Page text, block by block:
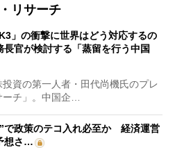
リサーチ
」の衝撃に世界はどう対応するの
官が検討する「蒸留を行う中国
資の第一人者・田代尚機氏のプレ
チ」。中国企…
で政策のテコ入れ必至か 経済運営
想さ…